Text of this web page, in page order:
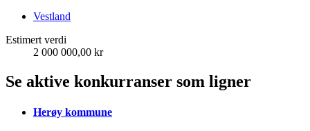
Vestland
Estimert verdi
2 000 000,00 kr
Se aktive konkurranser som ligner
Herøy kommune